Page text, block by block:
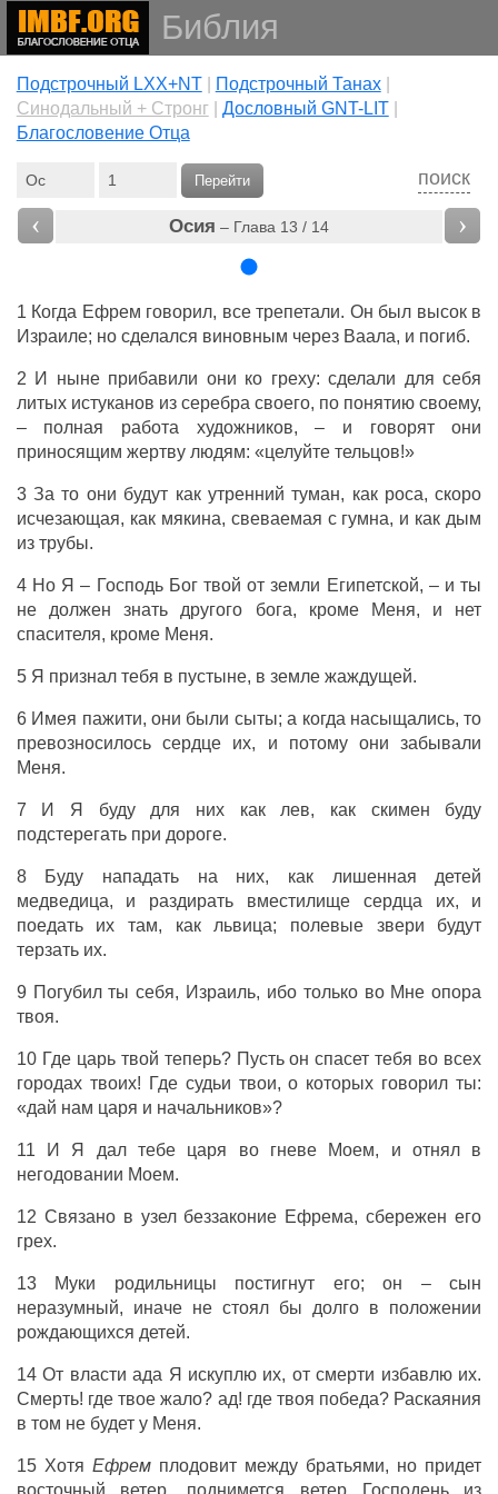
Библия
Подстрочный LXX+NT| Подстрочный Танах|
Cинодальный + Стронг| Дословный GNT-LIT|
Благословение Отца
поиск
Перейти
‹ Осия – Глава 13 / 14 ›
1 Когда Ефрем говорил, всетрепетали. Он был высокв
Израиле; но сделался виновным через Ваала, и погиб.
2 И ныне прибавили они ко греху:сделали для себя
литых истуканов из серебра своего, по понятию своему,
– полная работа художников, – и говорятони
приносящим жертву людям: «целуйте тельцов!»
3 За то они будут как утренний туман, как роса,скоро
исчезающая, как мякина, свеваемая с гумна, и как дым
из трубы.
4 Но Я – Господь Богтвой отземли Египетской, – и ты
не должензнать другого бога, кромеМеня, и нет
спасителя, кромеМеня.
5 Я призналтебя в пустыне, в земле жаждущей.
6 Имея пажити, они были сыты; а когда насыщались, то
превозносилось
сердцеих, и потому онизабывали
Меня.
7 И Я буду для них как лев, как скимен буду
подстерегатьпри дороге.
8 Буду нападать на них, как лишенная
детей
медведица, и раздирать вместилище сердца их, и
поедатьих там, как львица; полевые звери будут
терзатьих.
9 Погубилты себя, Израиль, ибо только во Мнеопора
твоя.
10 Где царьтвой теперь? Пусть онспасет тебя во всех
городахтвоих! Где судьи твои, о которых говорил ты:
«дай нам царя и начальников»?
11 И Я далтебе царя во гневе Моем, и отнял в
негодовании Моем.
12 Связано в узел беззаконие Ефрема,сбережен его
грех.
13 Муки родильницы постигнут его; он –сын
неразумный, иначе не стоялбы долго в положении
рождающихся детей.
14 От власти ада Я искуплю их, отсмерти избавлюих.
Смерть! гдетвоежало? ад! гдетвоя победа? Раскаяния
в том не будету Меня.
15 Хотя Ефрем плодовитмежду братьями, но придет
восточный ветер, поднимется ветер Господеньиз